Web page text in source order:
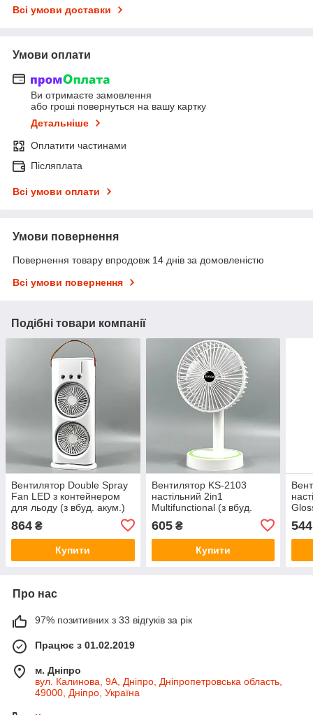
Всі умови доставки
Умови оплати
Ви отримаєте замовлення
або гроші повернуться на вашу картку
Детальніше
Оплатити частинами
Післяплата
Всі умови оплати
Умови повернення
Повернення товару впродовж 14 днів за домовленістю
Всі умови повернення
Подібні товари компанії
Вентилятор Double Spray
Fan LED з контейнером
для льоду (з вбуд. акум.)
864 ₴
Купити
Вентилятор KS-2103
настільний 2in1
Multifunctional (з вбуд.
605₴
Купити
544
Про нас
97% позитивних з 33 відгуків за рік
Працює з 01.02.2019
м. Дніпро
вул. Калинова, 9А, Дніпро, Дніпропетровська область,
49000, Дніпро, Україна